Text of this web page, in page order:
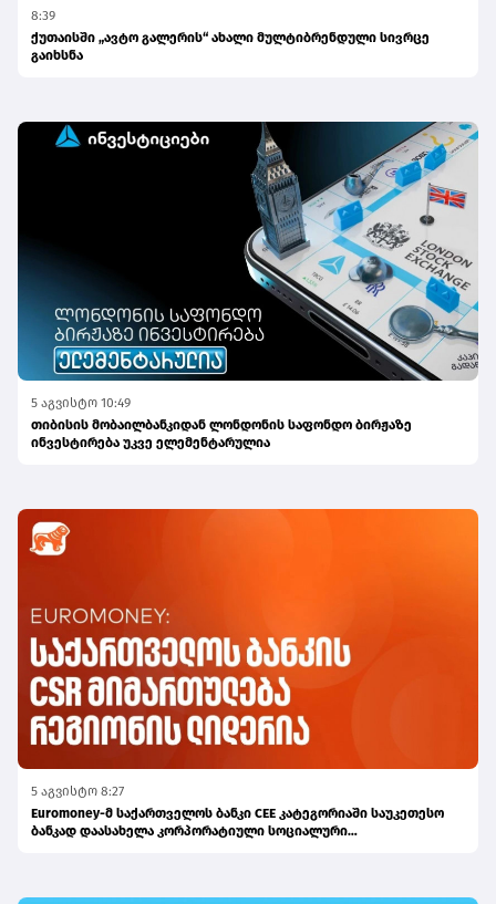
8:39
ქუთაისში „ავტო გალერის“ ახალი მულტიბრენდული სივრცე
გაიხსნა
5 აგვისტო 10:49
თიბისის მობაილბანკიდან ლონდონის საფონდო ბირჟაზე
ინვესტირება უკვე ელემენტარულია
5 აგვისტო 8:27
Euromoney-მ საქართველოს ბანკი CEE კატეგორიაში საუკეთესო
ბანკად დაასახელა კორპორატიული სოციალური